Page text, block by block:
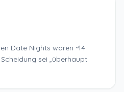
Date Nights waren ~14
sei „überhaupt